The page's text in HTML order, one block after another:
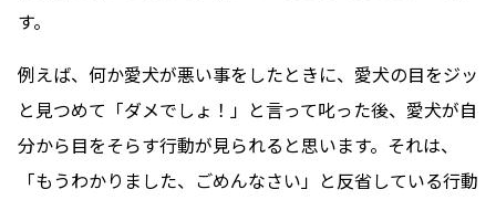
す。
例えば、何か愛犬が悪い事をしたときに、愛犬の目をジッ
と見つめて「ダメでしょ！」と言って叱った後、愛犬が自
分から目をそらす行動が見られると思います。それは、
「もうわかりました、ごめんなさい」と反省している行動